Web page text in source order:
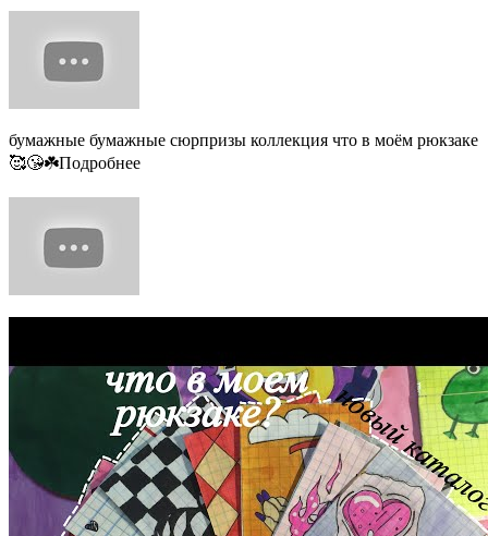
бумажные бумажные сюрпризы коллекция что в моём рюкзаке
🥰😘☘️Подробнее